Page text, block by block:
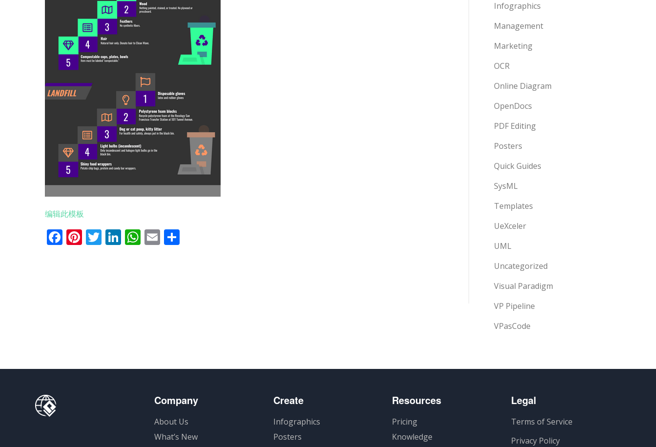
编辑此模板
Facebook
Pinterest
Twitter
LinkedIn
WhatsApp
Email
Infographics
Management
Marketing
OCR
Online Diagram
OpenDocs
PDF Editing
Posters
Quick Guides
SysML
Templates
UeXceler
UML
Uncategorized
Visual Paradigm
VP Pipeline
VPasCode
Company
About Us
What’s New
Create
Infographics
Posters
Resources
Pricing
Knowledge
Legal
Terms of Service
Privacy Policy